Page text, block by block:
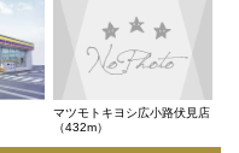
マツモトキヨシ広小路伏見店
（432m）